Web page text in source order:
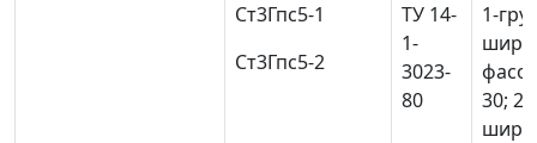
Ст3Гпс5-1
Ст3Гпс5-2
ТУ 14-
1-
3023-
80
1-
30; 2-